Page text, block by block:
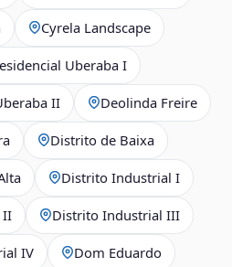
Cyrela Landscape
Uberaba I
II Deolinda Freire
Distrito de Baixa
Distrito Industrial I
II Distrito Industrial III
IV Dom Eduardo